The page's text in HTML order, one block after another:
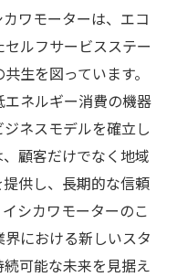
ワモーターは、エコ
ルフサービスステー
生を図っています。
ネルギー消費の機器
ネスモデルを確立し
顧客だけでなく地域
供し、長期的な信頼
シカワモーターのこ
における新しいスタ
可能な未来を見据え